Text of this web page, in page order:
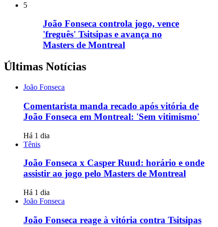
5
João Fonseca controla jogo, vence
'freguês' Tsitsipas e avança no
Masters de Montreal
Últimas Notícias
João Fonseca
Comentarista manda recado após vitória de
João Fonseca em Montreal: 'Sem vitimismo'
Há 1 dia
Tênis
João Fonseca x Casper Ruud: horário e onde
assistir ao jogo pelo Masters de Montreal
Há 1 dia
João Fonseca
João Fonseca reage à vitória contra Tsitsipas